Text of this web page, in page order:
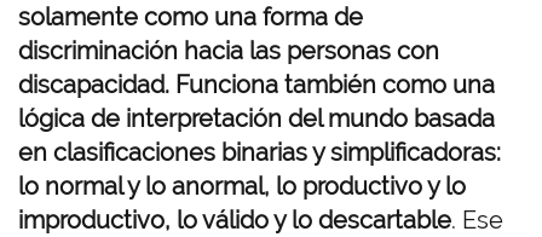
solamente como una forma de
discriminación hacia las personas con
discapacidad. Funciona también como una
lógica de interpretación del mundo basada
en clasificaciones binarias y simplificadoras:
lo normal y lo anormal, lo productivo y lo
improductivo, lo válido y lo descartable. Ese